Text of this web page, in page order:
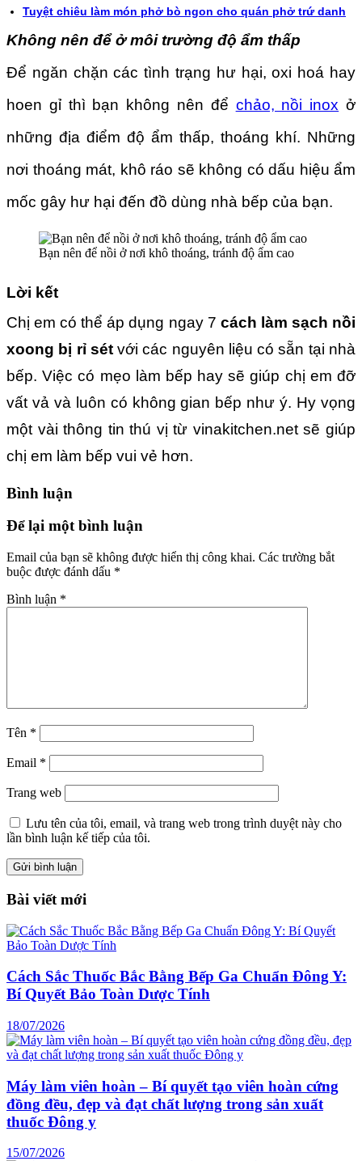
Tuyệt chiêu làm món phở bò ngon cho quán phở trứ danh
Không nên để ở môi trường độ ẩm thấp
Để ngăn chặn các tình trạng hư hại, oxi hoá hay
hoen gỉ thì bạn không nên để chảo, nồi inox ở
những địa điểm độ ẩm thấp, thoáng khí. Những
nơi thoáng mát, khô ráo sẽ không có dấu hiệu ẩm
mốc gây hư hại đến đồ dùng nhà bếp của bạn.
Bạn nên để nồi ở nơi khô thoáng, tránh độ ẩm cao
Lời kết
Chị em có thể áp dụng ngay 7 cách làm sạch nồi
xoong bị rỉ sétvới các nguyên liệu có sẵn tại nhà
bếp. Việc có mẹo làm bếp hay sẽ giúp chị em đỡ
vất vả và luôn có không gian bếp như ý. Hy vọng
một vài thông tin thú vị từ vinakitchen.net sẽ giúp
chị em làm bếp vui vẻ hơn.
Bình luận
Để lại một bình luận
Email của bạn sẽ không được hiển thị công khai. Các trường bắt
buộc được đánh dấu *
Bình luận *
Tên *
Email *
Trang web
Lưu tên của tôi, email, và trang web trong trình duyệt này cho
lần bình luận kế tiếp của tôi.
Bài viết mới
Cách Sắc Thuốc Bắc Bằng Bếp Ga Chuẩn Đông Y:
Bí Quyết Bảo Toàn Dược Tính
18/07/2026
Máy làm viên hoàn – Bí quyết tạo viên hoàn cứng
đồng đều, đẹp và đạt chất lượng trong sản xuất
thuốc Đông y
15/07/2026